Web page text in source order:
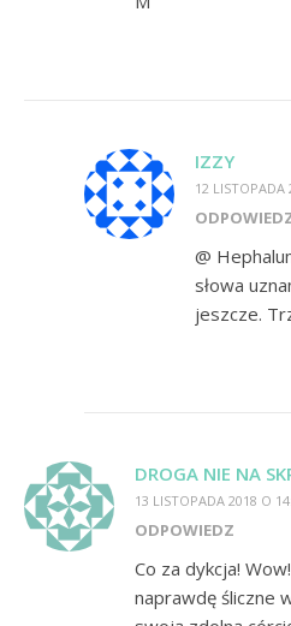
IZZY
12 LISTOPADA
@
słowa
jeszcze.
DROGA NIE NA
13 LISTOPADA 2018 O
ODPOWIEDZ
Co za dykcja! Wow!
naprawdę śliczne